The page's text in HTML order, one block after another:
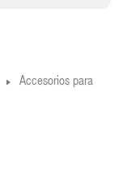
Accesorios para